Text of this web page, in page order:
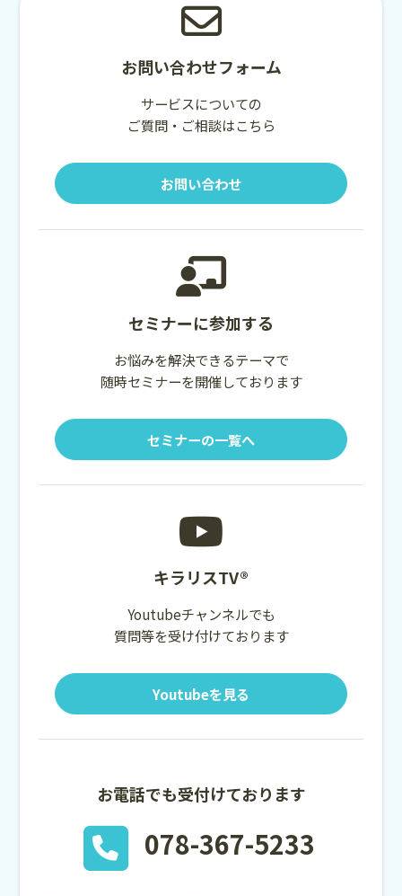
お問い合わせフォーム
サービスについての
ご質問・ご相談はこちら
お問い合わせ
セミナーに参加する
お悩みを解決できるテーマで
随時セミナーを開催しております
セミナーの一覧へ
キラリスTV®
Youtubeチャンネルでも
質問等を受け付けております
Youtubeを見る
お電話でも受付けております
078-367-5233